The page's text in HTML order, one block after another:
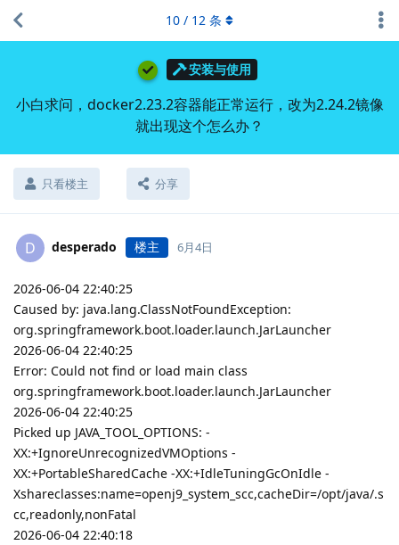
安装与使用
小白求问，docker2.23.2容器能正常运行，改为2.24.2镜像
就出现这个怎么办？
只看楼主 分享
10 / 12 条
D desperado 楼主 6月4日
2026-06-04 22:40:25
Caused by: java.lang.ClassNotFoundException:
org.springframework.boot.loader.launch.JarLauncher
2026-06-04 22:40:25
Error: Could not find or load main class
org.springframework.boot.loader.launch.JarLauncher
2026-06-04 22:40:25
Picked up JAVA_TOOL_OPTIONS: -
XX:+IgnoreUnrecognizedVMOptions -
XX:+PortableSharedCache -XX:+IdleTuningGcOnIdle -
Xshareclasses:name=openj9_system_scc,cacheDir=/opt/java/.s
cc,readonly,nonFatal
2026-06-04 22:40:18